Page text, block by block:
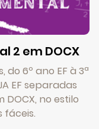
2 em DOCX
6º ano EF à 3ª
EF separadas
DOCX, no estilo
fáceis.